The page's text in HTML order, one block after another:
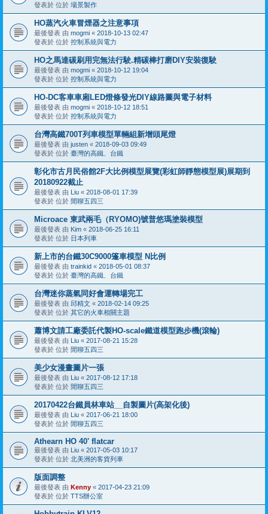
發表於 位於 場景製作
HO蒸汽火車冒煙器之注意事項
最後發表 由 mogmi « 2018-10-13 02:47
發表於 位於 控制系統與電力
HO之馬達碳刷用完無法行駛.精碳棒打磨DIY安裝復駛
最後發表 由 mogmi « 2018-10-12 19:04
發表於 位於 控制系統與電力
HO-DC客車車廂LED燈條發光DIY線路圖與電子材料
最後發表 由 mogmi « 2018-10-12 18:51
發表於 位於 控制系統與電力
台灣高鐵700T列車模型單輛組新增頭尾燈
最後發表 由 justen « 2018-09-03 09:49
發表於 位於 臺灣的高鐵、台鐵
彰化市古月民俗館2F大比例模型展覽(彩虹師靜態模型展)展期到
20180922截止
最後發表 由 Liu « 2018-08-01 17:39
發表於 位於 閒聊五四三
Microace 東武兩毛（RYOMO)號普悠瑪塗裝模型
最後發表 由 Kim « 2018-06-25 16:11
發表於 位於 日本列車
新上市的台鐵30C9000篷車模型 N比例
最後發表 由 trainkid « 2018-05-01 08:37
發表於 位於 臺灣的高鐵、台鐵
台灣迷你蒸氣同好會運轉場完工
最後發表 由 邱精文 « 2018-02-14 09:25
發表於 位於 其它的火車相關主題
蕭博文請工廠委託代製HO-scale鐵道模型跑步機(滾輪)
最後發表 由 Liu « 2017-08-21 15:28
發表於 位於 閒聊五四三
美少女漫畫圖片一張
最後發表 由 Liu « 2017-08-12 17:18
發表於 位於 閒聊五四三
20170422台鐵員林車站__自製圖片(高架化後)
最後發表 由 Liu « 2017-06-21 18:00
發表於 位於 閒聊五四三
Athearn HO 40' flatcar
最後發表 由 Liu « 2017-05-03 10:17
發表於 位於 北美洲的客貨列車
版面調整
最後發表 由 Kenny « 2017-04-23 21:09
發表於 位於 TTS辦公室